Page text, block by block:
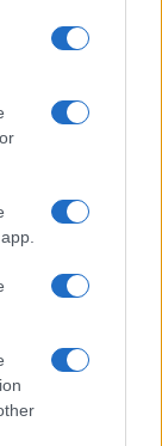
Slovenj Gradcu,
orodja in
se začenja
turistični